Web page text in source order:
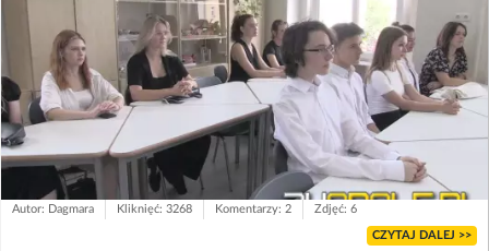
Autor: Dagmara Kliknięć: 3268 Komentarzy: 2 Zdjęć: 6
CZYTAJ DALEJ >>